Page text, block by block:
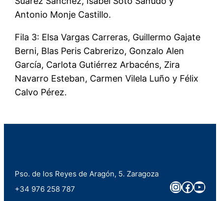
Antonio Monje Castillo.
Fila 3: Elsa Vargas Carreras, Guillermo Gajate
Berni, Blas Peris Cabrerizo, Gonzalo Alen
García, Carlota Gutiérrez Arbacéns, Zira
Navarro Esteban, Carmen Vilela Luño y Félix
Calvo Pérez.
Pso. de los Reyes de Aragón, 5. Zaragoza
+34 976 258 787